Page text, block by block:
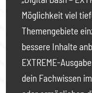
Möglichkeit viel
Themengebiete
bessere Inhalte
EXTREME-
dein Fachwissen